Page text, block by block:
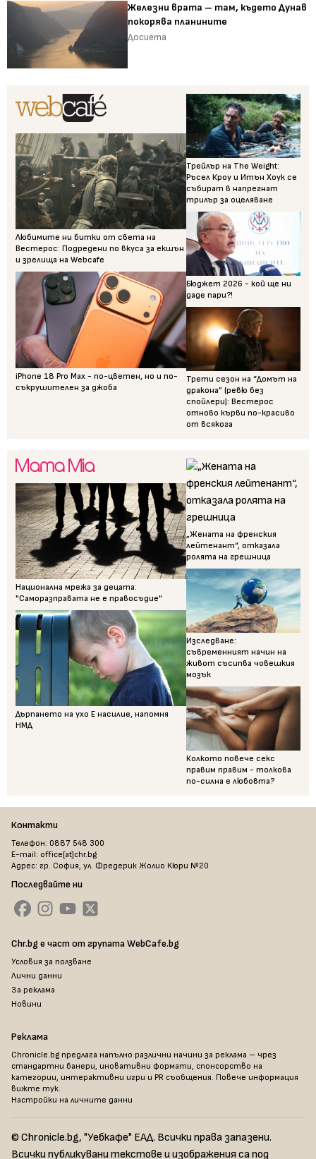
Железни врата – там, където Дунав
покорява планините
Досиета
Любимите ни битки от света на
Вестерос: Подредени по вкуса за екшън
и зрелища на Webcafe
iPhone 18 Pro Max - по-цветен, но и по-
съкрушителен за джоба
Трейлър на The Weight:
Ръсел Кроу и Итън Хоук се
събират в напрегнат
трилър за оцеляване
Бюджет 2026 - кой ще ни
даде пари?!
Трети сезон на “Домът на
дракона” (ревю без
спойлери): Вестерос
отново кърви по-красиво
от всякога
Национална мрежа за децата:
"Саморазправата не е правосъдие"
Дърпането на ухо Е насилие, напомня
НМД
„Жената на френския
лейтенант“, отказала
ролята на грешница
Изследване:
съвременният начин на
живот съсипва човешкия
мозък
Колкото повече секс
правим правим - толкова
по-силна е любовта?
Контакти
Телефон: 0887 548 300
E-mail: office[at]chr.bg
Адрес: гр. София, ул. Фредерик Жолио Кюри №20
Последвайте ни
Chr.bg е част от групата WebCafe.bg
Условия за ползване
Лични данни
За реклама
Новини
Реклама
Chronicle.bg предлага напълно различни начини за реклама – чрез
стандартни банери, иновативни формати, спонсорство на
категории, интерактивни игри и PR съобщения. Повече информация
вижте тук.
Настройки на личните данни
© Chronicle.bg, "Уебкафе" ЕАД. Всички права запазени.
Всички публикувани текстове и изображения са под